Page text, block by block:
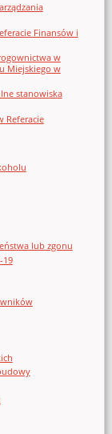
Finansów i
w
Miejskiego w
stanowiska
Referacie
lub zgonu
19